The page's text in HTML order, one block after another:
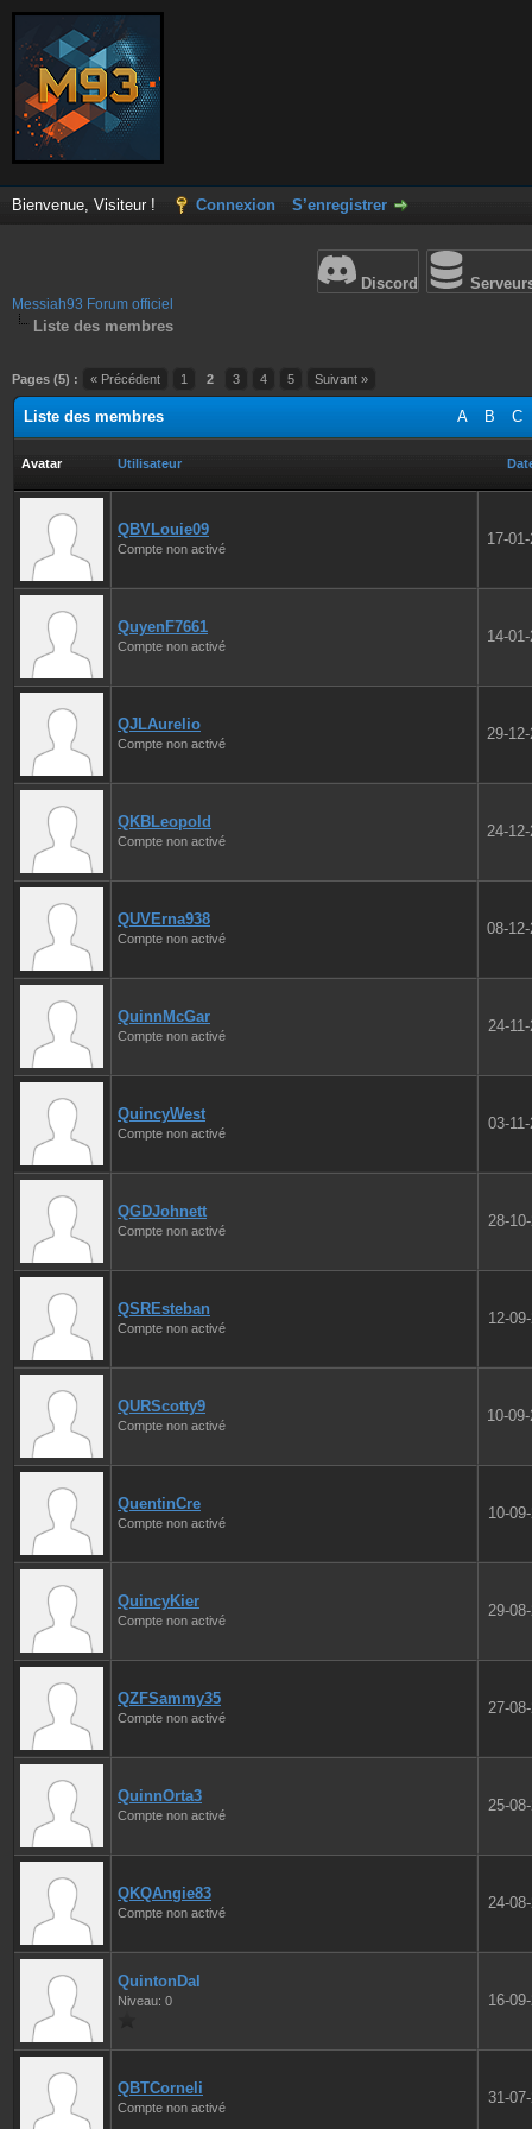
Bienvenue, Visiteur ! Connexion S’enregistrer
Discord
Messiah93 Forum officiel
Liste des membres
Pages (5) : « Précédent 1 2 3 4 5 Suivant »
A B C
Liste des membres
Avatar Utilisateur
QBVLouie09
Compte non activé
17-
QuyenF7661
Compte non activé
14-
QJLAurelio
Compte non activé
29-
QKBLeopold
Compte non activé
24-
QUVErna938
Compte non activé
08-
QuinnMcGar
Compte non activé
24-
QuincyWest
Compte non activé
03-
QGDJohnett
Compte non activé
28-
QSREsteban
Compte non activé
12-
QURScotty9
Compte non activé
10-
QuentinCre
Compte non activé
10-
QuincyKier
Compte non activé
29-
QZFSammy35
Compte non activé
27-
QuinnOrta3
Compte non activé
25-
QKQAngie83
Compte non activé
24-
QuintonDal
Niveau: 0 16-
QBTCorneli
Compte non activé
31-